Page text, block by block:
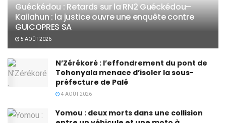
Guéckédou : Retards sur la RN2 Guéckédou–
Kailahun : la justice ouvre une enquête contre
GUICOPRES SA
5 AOÛT 2026
N’Zérékoré : l’effondrement du pont de
Tohonyala menace d’isoler la sous-
préfecture de Palé
4 AOÛT 2026
Yomou : deux morts dans une collision